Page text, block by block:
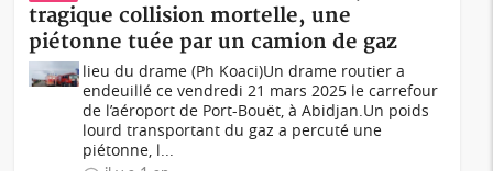
tragique collision mortelle, une
piétonne tuée par un camion de gaz
lieu du drame (Ph Koaci)Un drame routier a
endeuillé ce vendredi 21 mars 2025 le carrefour
de l’aéroport de Port-Bouët, à Abidjan.Un poids
lourd transportant du gaz a percuté une
piétonne, l...